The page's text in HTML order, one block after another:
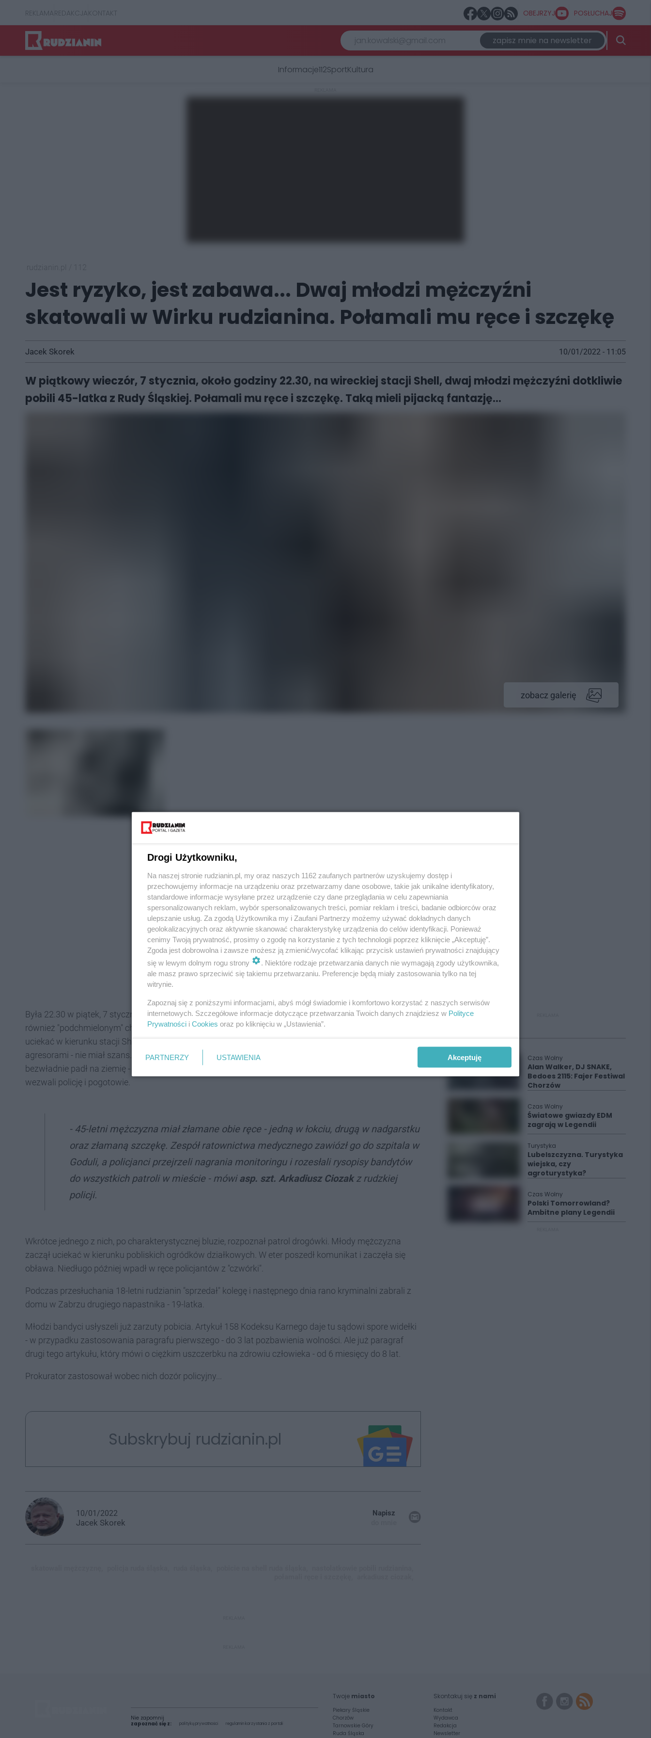
REKLAMAREDAKCJAKONTAKT OBEJRZYJ POSŁUCHAJ
zapisz mnie na newsletter
Informacje112SportKultura
Jest ryzyko, jest zabawa... Dwaj młodzi mężczyźni
skatowali w Wirku rudzianina. Połamali mu ręce i szczękę
Jacek Skorek 10/01/2022 - 11:05
W piątkowy wieczór, 7 stycznia, około godziny 22.30, na wireckiej stacji Shell, dwaj młodzi mężczyźni dotkliwie
pobili 45-latka z Rudy Śląskiej. Połamali mu ręce i szczękę. Taką mieli pijacką fantazję...
zobacz galerię
Była 22.30 w piątek, 7 stycznia, kiedy mijali idącego chodnikiem, nietrzeźwego mężczyznę. Wtedy dwóm
również "podchmielonym" chłopakom włączyła się agresja. Po pierwszych ciosach napadnięty próbował
uciekać w kierunku stacji Shell przy Obrońców Westerplatte. Ale z młodymi, wysportowanymi
agresorami - nie miał szans. Dopadli go na stacji i zaczęli katować. Wreszcie, kiedy mężczyzna
bezwładnie padł na ziemię - uciekli. Pracownicy stacji, którzy widzieli sceny na ekranach monitoringu,
wezwali policję i pogotowie.
- 45-letni mężczyzna miał złamane obie ręce - jedną w łokciu, drugą w nadgarstku
oraz złamaną szczękę. Zespół ratownictwa medycznego zawiózł go do szpitala w
Goduli, a policjanci przejrzeli nagrania monitoringu i rozesłali rysopisy bandytów
do wszystkich patroli w mieście - mówiasp. szt. Arkadiusz Ciozakz rudzkiej
policji.
Wkrótce jednego z nich, po charakterystycznej bluzie, rozpoznał patrol drogówki. Młody mężczyzna
zaczął uciekać w kierunku pobliskich ogródków działkowych. W eter poszedł komunikat i zaczęła się
obława. Niedługo później wpadł w ręce policjantów z "czwórki".
Podczas przesłuchania 18-letni rudzianin "sprzedał" kolegę i następnego dnia rano kryminalni zabrali z
domu w Zabrzu drugiego napastnika - 19-latka.
Młodzi bandyci usłyszeli już zarzuty pobicia. Artykuł 158 Kodeksu Karnego daje tu sądowi spore widełki
- w przypadku zastosowania paragrafu pierwszego - do 3 lat pozbawienia wolności. Ale już paragraf
drugi tego artykułu, który mówi o ciężkim uszczerbku na zdrowiu człowieka - od 6 miesięcy do 8 lat.
Prokurator zastosował wobec nich dozór policyjny...
Subskrybuj rudzianin.pl
10/01/2022
Jacek Skorek
Napisz
Czas Wolny
Alan Walker, DJ SNAKE,
Bedoes 2115: Fajer Festiwal
Chorzów
Czas Wolny
Światowe gwiazdy EDM
zagrają w Legendii
Turystyka
Lubelszczyzna. Turystyka
wiejska, czy
agroturystyka?
Czas Wolny
Polski Tomorrowland?
Ambitne plany Legendii
Nie zapomnij
zapoznać się z:
polityką prywatności regulamin korzystania z portali
Twoje miasto
Piekary Śląskie
Chorzów
Tarnowskie Góry
Ruda Śląska
Skontakuj się z nami
Kontakt
Wydawca
Redakcja
Newsletter
Drogi Użytkowniku,
Na naszej stronie rudzianin.pl, my oraz naszych 1162 zaufanych partnerów uzyskujemy dostęp i
przechowujemy informacje na urządzeniu oraz przetwarzamy dane osobowe, takie jak unikalne identyfikatory,
standardowe informacje wysyłane przez urządzenie czy dane przeglądania w celu zapewniania
spersonalizowanych reklam, wybór spersonalizowanych treści, pomiar reklam i treści, badanie odbiorców oraz
ulepszanie usług. Za zgodą Użytkownika my i Zaufani Partnerzy możemy używać dokładnych danych
geolokalizacyjnych oraz aktywnie skanować charakterystykę urządzenia do celów identyfikacji. Ponieważ
cenimy Twoją prywatność, prosimy o zgodę na korzystanie z tych technologii poprzez kliknięcie „Akceptuję”.
Zgoda jest dobrowolna i zawsze możesz ją zmienić/wycofać klikając przycisk ustawień prywatności znajdujący
się w lewym dolnym rogu strony
. Niektóre rodzaje przetwarzania danych nie wymagają zgody użytkownika,
ale masz prawo sprzeciwić się takiemu przetwarzaniu. Preferencje będą miały zastosowania tylko na tej
witrynie.
Zapoznaj się z poniższymi informacjami, abyś mógł świadomie i komfortowo korzystać z naszych serwisów
internetowych. Szczegółowe informacje dotyczące przetwarzania Twoich danych znajdziesz w Polityce
Prywatności i Cookies oraz po kliknięciu w „Ustawienia”.
PARTNERZY USTAWIENIA Akceptuję